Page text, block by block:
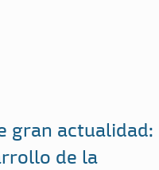
gran actualidad:
de la